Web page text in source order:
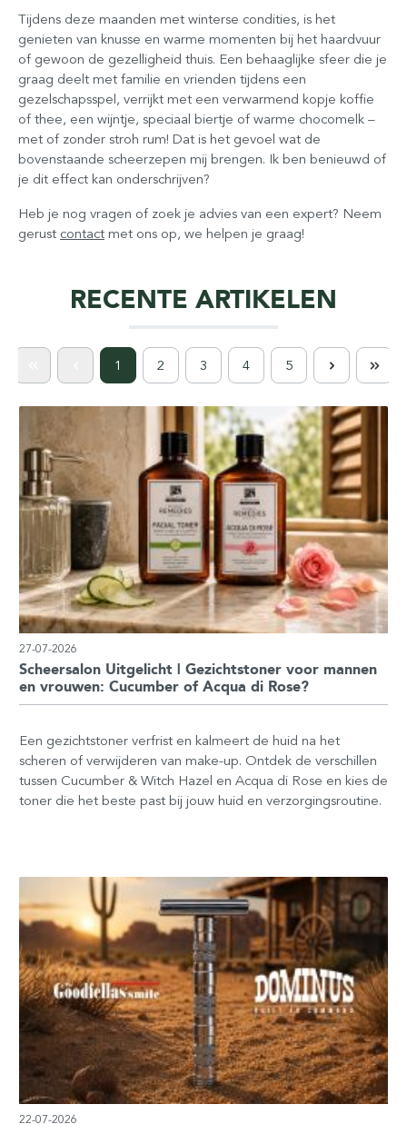
Tijdens deze maanden met winterse condities, is het
genieten van knusse en warme momenten bij het haardvuur
of gewoon de gezelligheid thuis. Een behaaglijke sfeer die je
graag deelt met familie en vrienden tijdens een
gezelschapsspel, verrijkt met een verwarmend kopje koffie
of thee, een wijntje, speciaal biertje of warme chocomelk –
met of zonder stroh rum! Dat is het gevoel wat de
bovenstaande scheerzepen mij brengen. Ik ben benieuwd of
je dit effect kan onderschrijven?
Heb je nog vragen of zoek je advies van een expert? Neem
gerust contact met ons op, we helpen je graag!
RECENTE ARTIKELEN
1 2 3 4 5
27-07-2026
Scheersalon Uitgelicht | Gezichtstoner voor mannen
en vrouwen: Cucumber of Acqua di Rose?
Een gezichtstoner verfrist en kalmeert de huid na het
scheren of verwijderen van make-up. Ontdek de verschillen
tussen Cucumber & Witch Hazel en Acqua di Rose en kies de
toner die het beste past bij jouw huid en verzorgingsroutine.
22-07-2026